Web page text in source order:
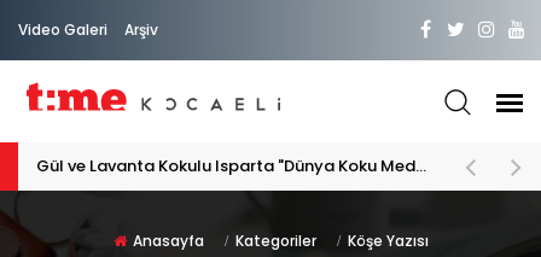
Video Galeri Arşiv
Gül ve Lavanta Kokulu Isparta "Dünya Koku Medeniyeti"
Anasayfa Kategoriler
Köşe Yazısı